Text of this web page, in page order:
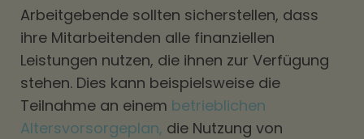
Arbeitgebende sollten sicherstellen, dass
ihre Mitarbeitenden alle finanziellen
Leistungen nutzen, die ihnen zur Verfügung
stehen. Dies kann beispielsweise die
Teilnahme an einem betrieblichen
Altersvorsorgeplan, die Nutzung von